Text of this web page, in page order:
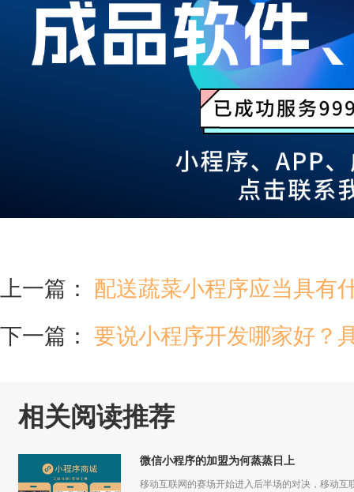
上一篇： 配送蔬菜小程序应当具有
下一篇： 要说小程序开发哪家好？
相关阅读推荐
微信小程序的加盟为何蒸蒸日上
移动互联网的赛场开始进入后半场的对决，移动